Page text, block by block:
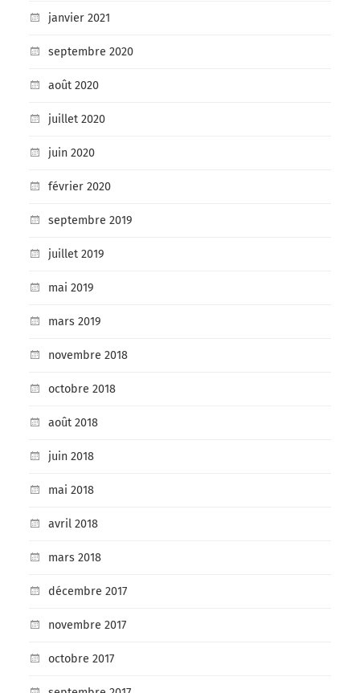
janvier 2021
septembre 2020
août 2020
juillet 2020
juin 2020
février 2020
septembre 2019
juillet 2019
mai 2019
mars 2019
novembre 2018
octobre 2018
août 2018
juin 2018
mai 2018
avril 2018
mars 2018
décembre 2017
novembre 2017
octobre 2017